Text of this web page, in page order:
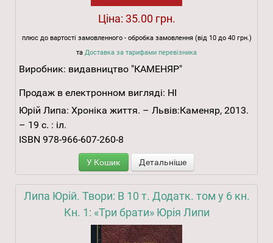
Ціна: 35.00 грн.
плюс до вартості замовленного - обробка замовлення (від 10 до 40 грн.)
та Доставка за тарифами перевізника
Виробник: видавництво "КАМЕНЯР"
Продаж в електронном вигляді: НІ
Юрій Липа: Хроніка життя. – Львів:Каменяр, 2013.
– 19 с. : іл.
ISBN 978-966-607-260-8
У Кошик Детальніше
Липа Юрій. Твори: В 10 т. Додатк. том у 6 кн.
Кн. 1: «Три брати» Юрія Липи